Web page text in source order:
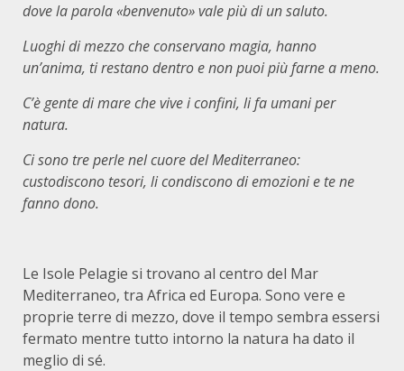
dove la parola «benvenuto» vale più di un saluto.
Luoghi di mezzo che conservano magia, hanno
un’anima, ti restano dentro e non puoi più farne a meno.
C’è gente di mare che vive i confini, li fa umani per
natura.
Ci sono tre perle nel cuore del Mediterraneo:
custodiscono tesori, li condiscono di emozioni e te ne
fanno dono.
Le Isole Pelagie si trovano al centro del Mar
Mediterraneo, tra Africa ed Europa. Sono vere e
proprie terre di mezzo, dove il tempo sembra essersi
fermato mentre tutto intorno la natura ha dato il
meglio di sé.